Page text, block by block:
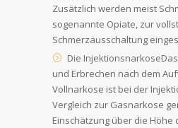
Zusätzlich werden meist
sogenannte Opiate, zur
Schmerzausschaltung
Die
und Erbrechen nach dem
Vollnarkose ist bei der
Vergleich zur Gasnarkose
Einschätzung über die Höhe